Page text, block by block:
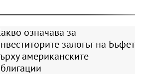
означава за
залогът на Бъфет
американските